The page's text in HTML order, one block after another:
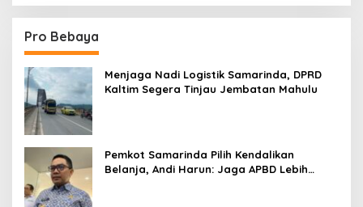
Pro Bebaya
Menjaga Nadi Logistik Samarinda, DPRD
Kaltim Segera Tinjau Jembatan Mahulu
Pemkot Samarinda Pilih Kendalikan
Belanja, Andi Harun: Jaga APBD Lebih